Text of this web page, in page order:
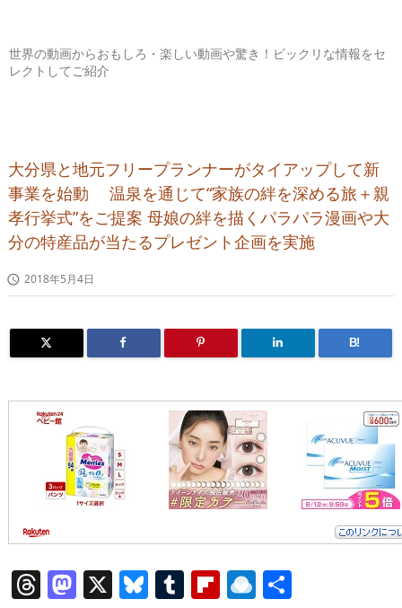
世界の動画からおもしろ・楽しい動画や驚き！ビックリな情報をセ
レクトしてご紹介
大分県と地元フリープランナーがタイアップして新
事業を始動 温泉を通じて“家族の絆を深める旅＋親
孝行挙式”をご提案 母娘の絆を描くパラパラ漫画や大
分の特産品が当たるプレゼント企画を実施
 2018年5月4日
B!
T M X Bl T Fl R